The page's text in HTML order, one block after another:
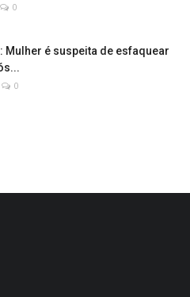
0
Mulher é suspeita de esfaquear
0